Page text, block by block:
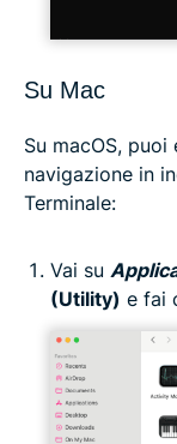
Su Mac
Su macOS,
navigazione in
Terminale:
Vai su
(Utility) e fai